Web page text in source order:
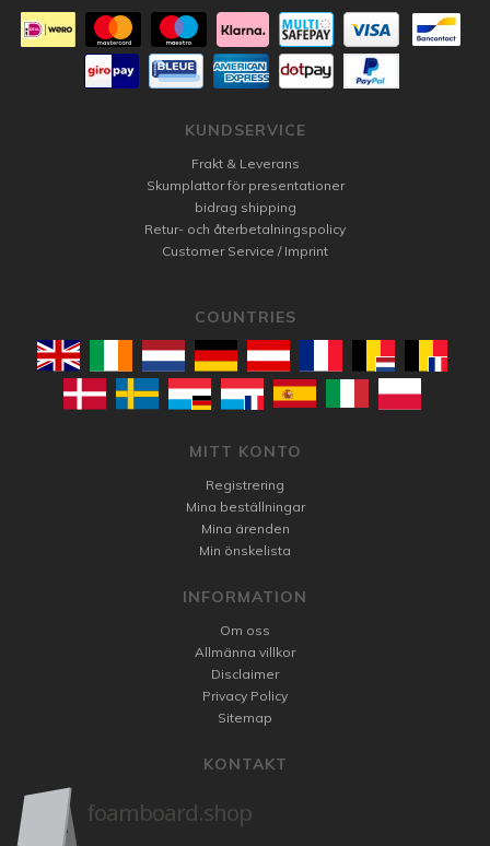
KUNDSERVICE
Frakt & Leverans
Skumplattor för presentationer
bidrag shipping
Retur- och återbetalningspolicy
Customer Service / Imprint
COUNTRIES
MITT KONTO
Registrering
Mina beställningar
Mina ärenden
Min önskelista
INFORMATION
Om oss
Allmänna villkor
Disclaimer
Privacy Policy
Sitemap
KONTAKT